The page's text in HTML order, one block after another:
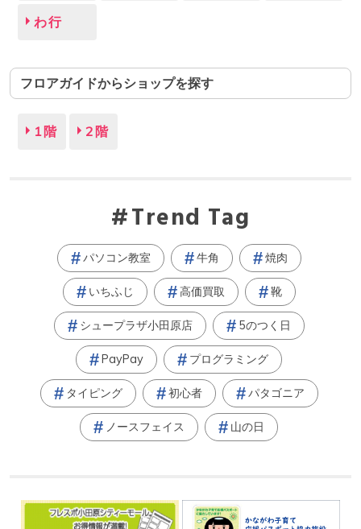
わ行
フロアガイドからショップを探す
1階 2階
Trend Tag
パソコン教室 牛角 焼肉
いちふじ 高価買取 靴
シュープラザ小田原店 5のつく日
PayPay プログラミング
タイピング 初心者 パタゴニア
ノースフェイス 山の日